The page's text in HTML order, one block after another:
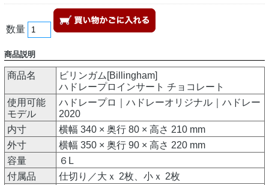
数量
商品説明
商品名
ビリンガム[Billingham]
ハドレープロインサート チョコレート
使用可能
モデル
ハドレープロ｜ハドレーオリジナル｜ハドレー
2020
内寸
横幅 340 × 奥行 80 × 高さ 210 mm
外寸
横幅 350 × 奥行 90 × 高さ 220 mm
容量
６L
付属品
仕切り／大ｘ 2枚、小ｘ 2枚